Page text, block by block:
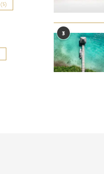
(5)
3